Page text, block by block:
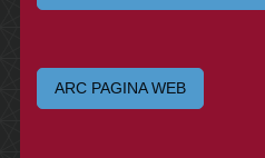
ARC PAGINA WEB